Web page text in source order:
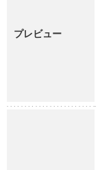
プレビュー